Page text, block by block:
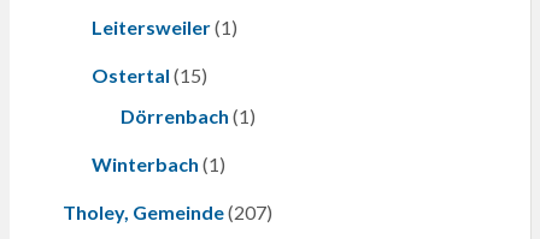
Leitersweiler(1)
Ostertal (15)
Dörrenbach (1)
Winterbach (1)
Tholey, Gemeinde(207)